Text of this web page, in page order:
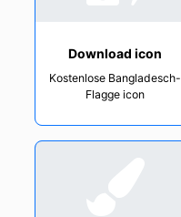
Download icon
Kostenlose Bangladesch-
Flagge icon